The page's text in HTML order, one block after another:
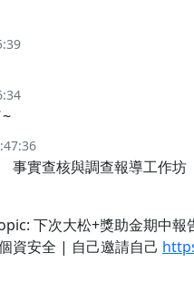
實查核與調查報導工作坊
下次大松+獎助金期中
資安全 | 自己邀請自己